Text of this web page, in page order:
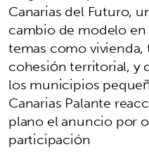
Canarias del Futuro,
cambio de modelo
temas como
cohesión territorial, y
los municipios
Canarias Palante
plano el anuncio por
participación